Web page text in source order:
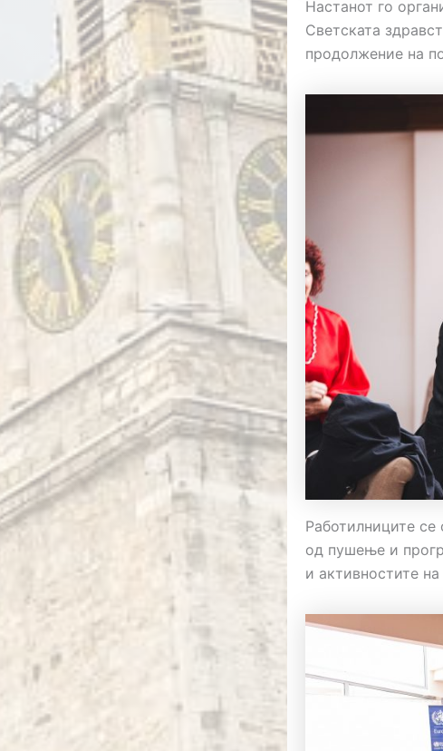
Настанот го
Светската
продолжение на
Работилниците се
од пушење и
и активностите